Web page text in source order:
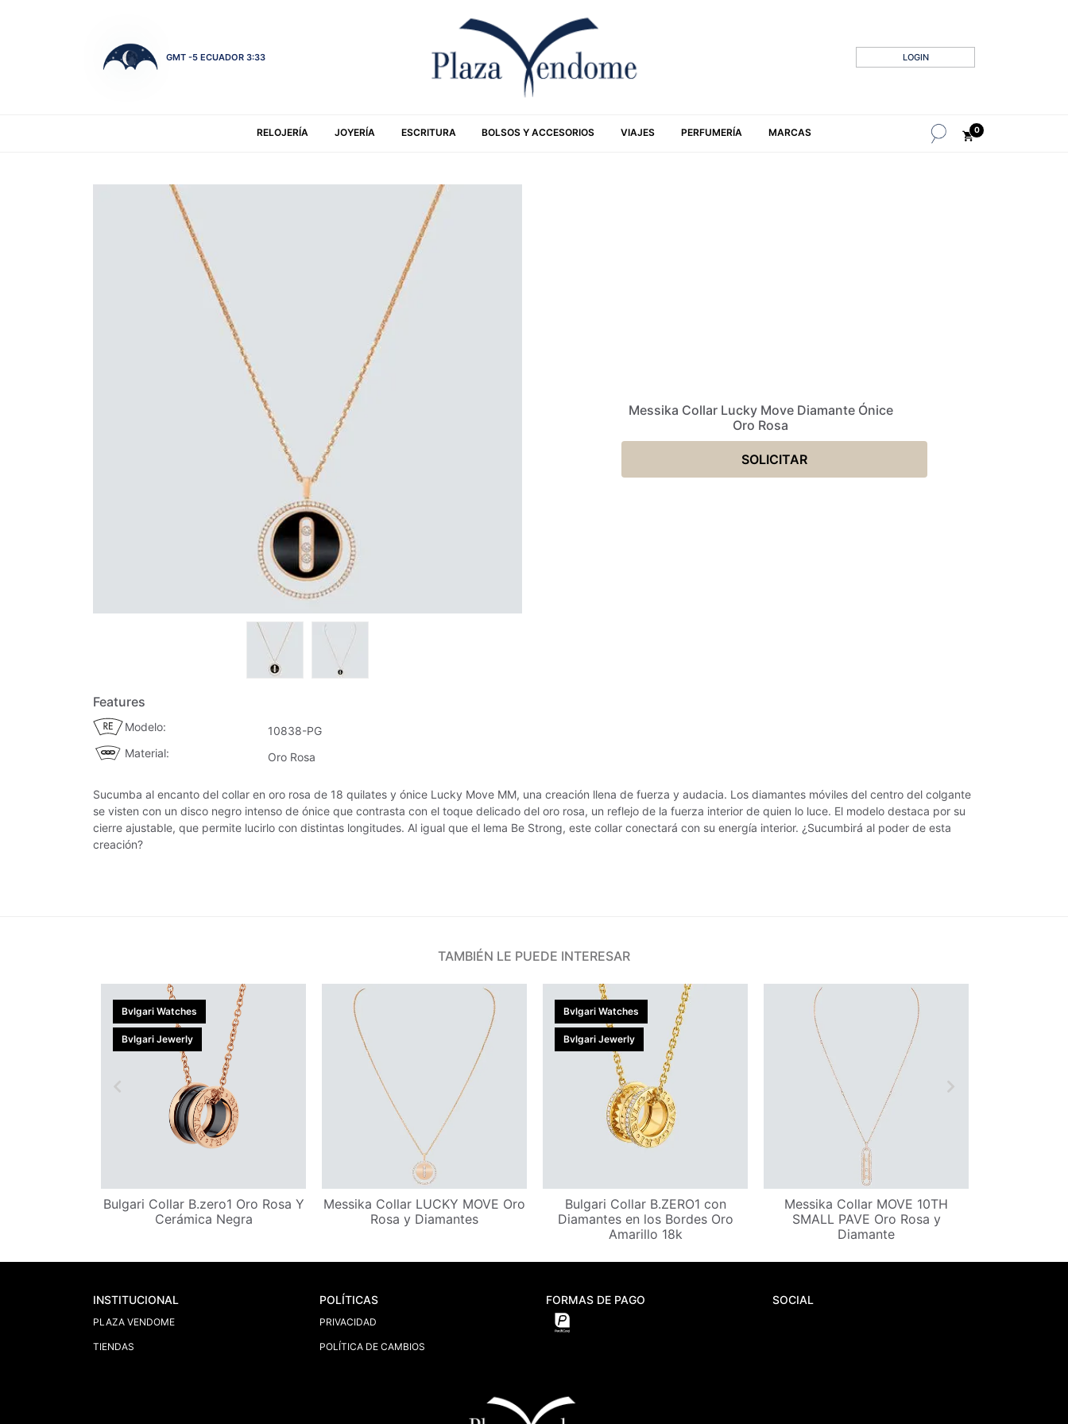
GMT -5 ECUADOR 3:33 LOGIN
RELOJERÍA JOYERÍA ESCRITURA BOLSOS Y ACCESORIOS VIAJES PERFUMERÍA MARCAS 0
Messika Collar Lucky Move Diamante Ónice
Oro Rosa
SOLICITAR
Features
Modelo
10838-PG
Material
Oro Rosa
Sucumba al encanto del collar en oro rosa de 18 quilates y ónice Lucky Move MM, una creación llena de fuerza y audacia. Los diamantes móviles del centro del colgante
se visten con un disco negro intenso de ónice que contrasta con el toque delicado del oro rosa, un reflejo de la fuerza interior de quien lo luce. El modelo destaca por su
cierre ajustable, que permite lucirlo con distintas longitudes. Al igual que el lema Be Strong, este collar conectará con su energía interior. ¿Sucumbirá al poder de esta
creación?
TAMBIÉN LE PUEDE INTERESAR
Bvlgari Watches
Bvlgari Jewerly
Bulgari Collar B.zero1 Oro Rosa Y
Cerámica Negra
Messika Collar LUCKY MOVE Oro
Rosa y Diamantes
Bvlgari Watches
Bvlgari Jewerly
Bulgari Collar B.ZERO1 con
Diamantes en los Bordes Oro
Amarillo 18k
Messika Collar MOVE 10TH
SMALL PAVE Oro Rosa y
Diamante
INSTITUCIONAL
PLAZA VENDOME
TIENDAS
POLÍTICAS
PRIVACIDAD
POLÍTICA DE CAMBIOS
FORMAS DE PAGO SOCIAL